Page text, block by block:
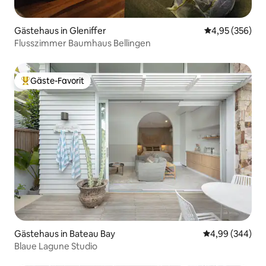
Gästehaus in Gleniffer
4,95 (356)
Flusszimmer Baumhaus Bellingen
Beliebter Gäste-Favorit.
Gäste-Favorit
Gästehaus in Bateau Bay
4,99 (344)
Blaue Lagune Studio